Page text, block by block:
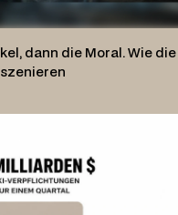
dann die Moral. Wie